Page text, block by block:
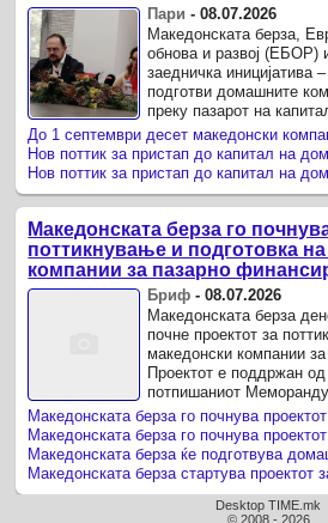
Пари -08.07.2026
Македонската берза,
обнова и развој (ЕБОР)
заедничка иницијатива
подготви домашните
преку пазарот на
резултира со нови
и издавање ...
Македонската берза го
поттикнување и подготовка
компании за пазарно
Бриф -08.07.2026
Македонската берза
почне проектот за
македонски компании
Проектот е поддржан
потпишаниот
имплементира од PWC
PWC Хрватска.
Desktop TIME.mk
© 2008 - 2026